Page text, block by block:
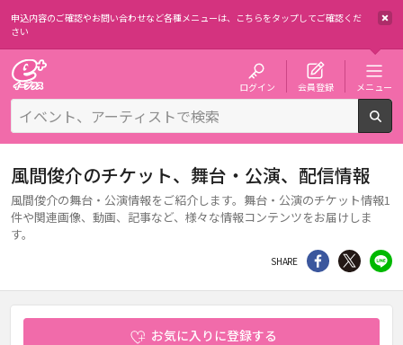
申込内容のご確認やお問い合わせなど各種メニューは、 こちらをタップしてご確認くだ
さい
ログイン 会員登録 メニュー
風間俊介のチケット、舞台・公演、配信情報
風間俊介の舞台・公演情報をご紹介します。舞台・公演のチケット情報1
件や関連画像、動画、記事など、様々な情報コンテンツをお届けしま
す。
SHARE シェア Twitter
お気に入りに登録する